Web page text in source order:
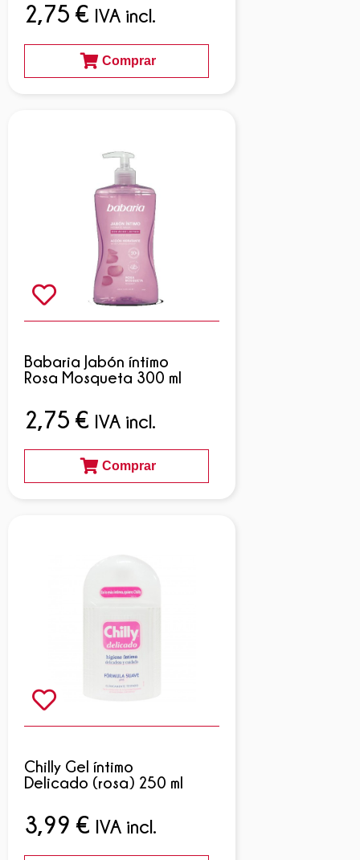
2,75€ IVA incl.
Comprar
Babaria Jabón íntimo
Rosa Mosqueta 300 ml
2,75€ IVA incl.
Comprar
Chilly Gel íntimo
Delicado (rosa) 250 ml
3,99€ IVA incl.